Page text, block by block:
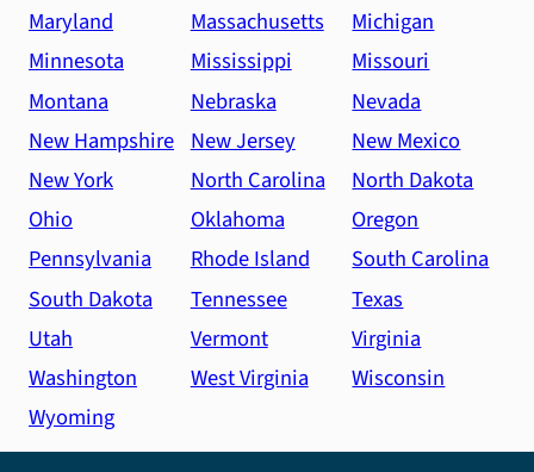
Maryland
Massachusetts
Michigan
Minnesota
Mississippi
Missouri
Montana
Nebraska
Nevada
New Hampshire New Jersey
New Mexico
New York
North Carolina
North Dakota
Ohio
Oklahoma
Oregon
Pennsylvania
Rhode Island
South Carolina
South Dakota
Tennessee
Texas
Utah
Vermont
Virginia
Washington
West Virginia
Wisconsin
Wyoming